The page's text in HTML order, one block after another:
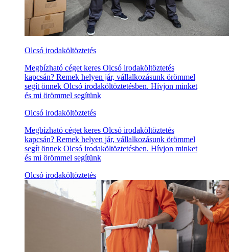
Olcsó irodaköltöztetés
Megbízható céget keres Olcsó irodaköltöztetés
kapcsán? Remek helyen jár, vállalkozásunk örömmel
segít önnek Olcsó irodaköltöztetésben. Hívjon minket
és mi örömmel segítünk
Olcsó irodaköltöztetés
Megbízható céget keres Olcsó irodaköltöztetés
kapcsán? Remek helyen jár, vállalkozásunk örömmel
segít önnek Olcsó irodaköltöztetésben. Hívjon minket
és mi örömmel segítünk
Olcsó irodaköltöztetés